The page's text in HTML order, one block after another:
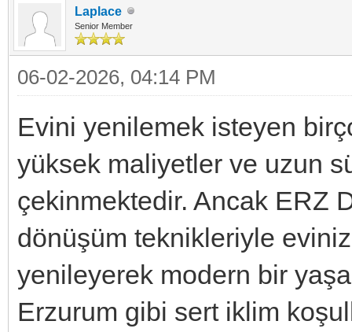
Laplace
Senior Member
06-02-2026, 04:14 PM
Evini yenilemek isteyen
yüksek maliyetler ve uzun
çekinmektedir. Ancak ERZ
dönüşüm teknikleriyle
yenileyerek modern bir
Erzurum gibi sert iklim